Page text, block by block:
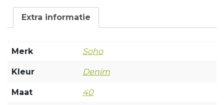
Extra informatie
Merk Soho
Kleur Denim
Maat 40